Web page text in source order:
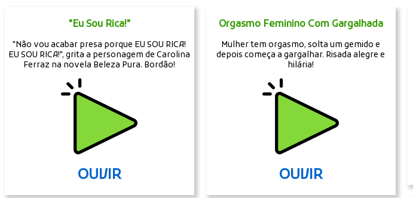
"Eu Sou Rica!"
"Não vou acabar presa porque EU SOU RICA!
EU SOU RICA!", grita a personagem de Carolina
Ferraz na novela Beleza Pura. Bordão!
OUVIR
Orgasmo Feminino Com Gargalhada
Mulher tem orgasmo, solta um gemido e
depois começa a gargalhar. Risada alegre e
hilária!
OUVIR